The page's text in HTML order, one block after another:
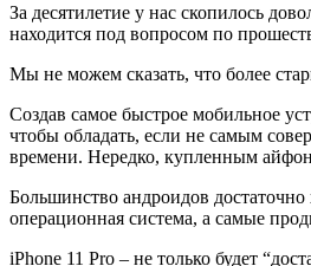
За десятилетие у нас скопилось
находится под вопросом по
Мы не можем сказать, что более
Создав самое быстрое мобильное
чтобы обладать, если не самым
времени. Нередко, купленным
Большинство андроидов
операционная система, а самые
iPhone 11 Pro – не только будет